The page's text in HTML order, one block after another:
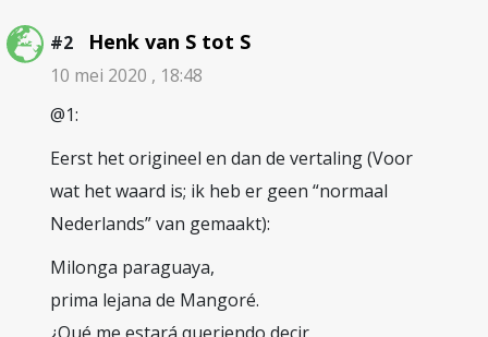
#2 Henk van S tot S
10 mei 2020 , 18:48
@1:
Eerst het origineel en dan de vertaling (Voor
wat het waard is; ik heb er geen “normaal
Nederlands” van gemaakt):
Milonga paraguaya,
prima lejana de Mangoré.
¿Qué me estará queriendo decir